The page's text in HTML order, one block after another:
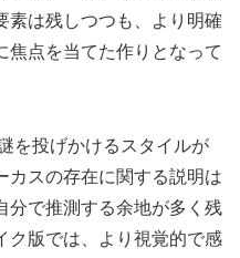
素は残しつつも、より明確
焦点を当てた作りとなって
を投げかけるスタイルが
カスの存在に関する説明は
分で推測する余地が多く残
ク版では、より視覚的で感